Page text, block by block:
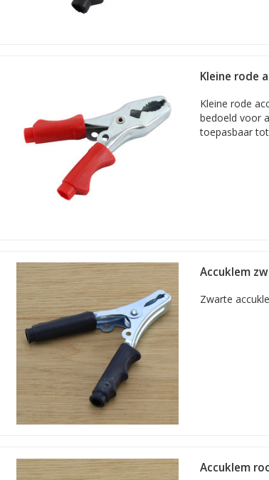
Voor pluspool
Accuklem zwart
Losse zwarte accuklem, universeel
Voor minpool
Accuklemset rood + zwart
Set rode en zwarte accuklem
Geschikt voor startkabels en acculaders
Accuklem krokodillenklem 50A
Krokodillenklem, 50 ampère
Zwaardere krokodillenklem, 100 ampère
Kleine rode
Kleine rode
bedoeld voor
toepasbaar
Accuklem
Zwarte
Accuklem